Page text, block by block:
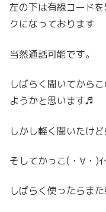
左の下は有線コード
クになっております
当然通話可能です。
しばらく聞いてから
ようかと思います♬
しかし軽く聞いたけ
そしてかっこ(・∀・)ｲ
しばらく使ったらま